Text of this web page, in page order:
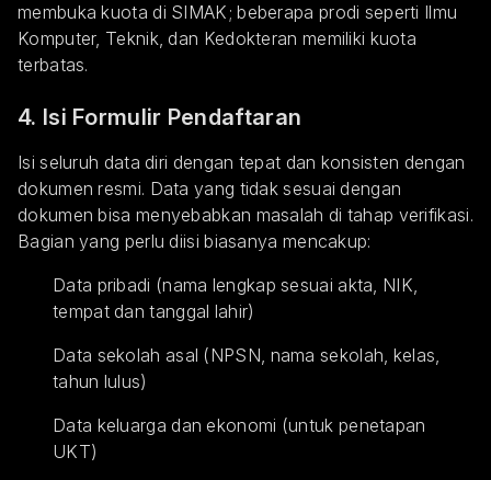
membuka kuota di SIMAK; beberapa prodi seperti Ilmu
Komputer, Teknik, dan Kedokteran memiliki kuota
terbatas.
4. Isi Formulir Pendaftaran
Isi seluruh data diri dengan tepat dan konsisten dengan
dokumen resmi. Data yang tidak sesuai dengan
dokumen bisa menyebabkan masalah di tahap verifikasi.
Bagian yang perlu diisi biasanya mencakup:
Data pribadi (nama lengkap sesuai akta, NIK,
tempat dan tanggal lahir)
Data sekolah asal (NPSN, nama sekolah, kelas,
tahun lulus)
Data keluarga dan ekonomi (untuk penetapan
UKT)